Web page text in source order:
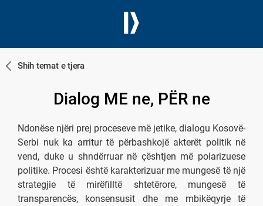
Shih temat e tjera
Dialog ME ne, PËR ne
Ndonëse njëri prej proceseve më jetike, dialogu Kosovë-
Serbi nuk ka arritur të përbashkojë akterët politik në
vend, duke u shndërruar në çështjen më polarizuese
politike. Procesi është karakterizuar me mungesë të një
strategjie të mirëfilltë shtetërore, mungesë të
transparencës, konsensusit dhe me mbikëqyrje të